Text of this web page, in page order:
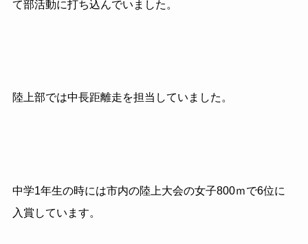
て部活動に打ち込んでいました。
陸上部では中長距離走を担当していました。
中学1年生の時には市内の陸上大会の女子800ｍで6位に
入賞しています。